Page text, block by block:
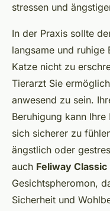
stressen und
In der Praxis sollte
langsame und ruhige
Katze nicht zu
Tierarzt Sie
anwesend zu sein.
Beruhigung kann
sich sicherer zu
ängstlich oder
auch Feliway Classic
Gesichtspheromon,
Sicherheit und